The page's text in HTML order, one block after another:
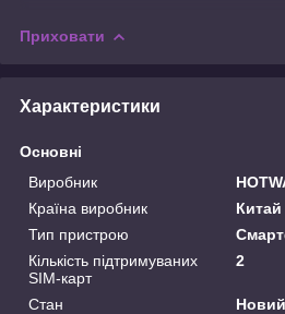
Приховати
Характеристики
Основні
Виробник
Країна виробник
Китай
Тип пристрою
Кількість підтримуваних
SIM-карт
2
Стан
Новий